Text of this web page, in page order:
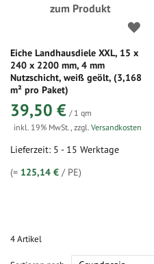
zum Produkt
Eiche Landhausdiele XXL, 15 x
240 x 2200 mm, 4 mm
Nutzschicht, weiß geölt, (3,168
m² pro Paket)
39,50 € / 1 qm
inkl. 19% MwSt., zzgl. Versandkosten
Lieferzeit: 5 - 15 Werktage
(= 125,14 € / PE)
4Artikel